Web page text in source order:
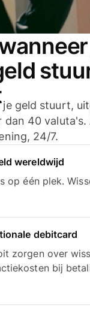
je geld stuurt,
40 valuta's.
24/7.
wereldwijd
op één plek.
debitcard
zorgen over
bij